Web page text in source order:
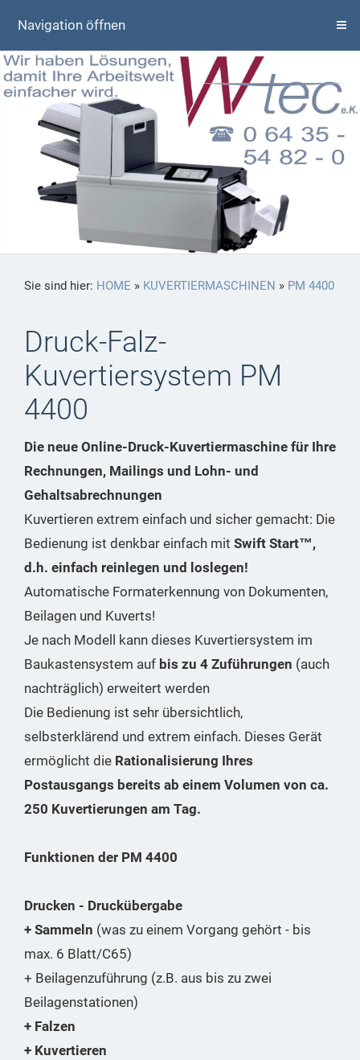
Navigation öffnen
Sie sind hier: HOME » KUVERTIERMASCHINEN » PM 4400
Druck-Falz-
Kuvertiersystem PM
4400
Die neue Online-Druck-Kuvertiermaschine für Ihre
Rechnungen, Mailings und Lohn- und
Gehaltsabrechnungen
Kuvertieren extrem einfach und sicher gemacht: Die
Bedienung ist denkbar einfach mit Swift Start™,
d.h. einfach reinlegen und loslegen!
Automatische Formaterkennung von Dokumenten,
Beilagen und Kuverts!
Je nach Modell kann dieses Kuvertiersystem im
Baukastensystem auf bis zu 4 Zuführungen (auch
nachträglich) erweitert werden
Die Bedienung ist sehr übersichtlich,
selbsterklärend und extrem einfach. Dieses Gerät
ermöglicht die Rationalisierung Ihres
Postausgangs bereits ab einem Volumen von ca.
250 Kuvertierungen am Tag.
Funktionen der PM 4400
Drucken - Druckübergabe
+ Sammeln (was zu einem Vorgang gehört - bis
max. 6 Blatt/C65)
+ Beilagenzuführung (z.B. aus bis zu zwei
Beilagenstationen)
+ Falzen
+ Kuvertieren